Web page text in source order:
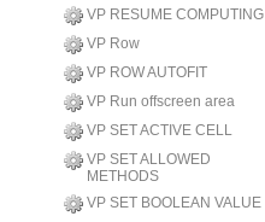
VP RESUME COMPUTING
VP Row
VP ROW AUTOFIT
VP Run offscreen area
VP SET ACTIVE CELL
VP SET ALLOWED
METHODS
VP SET BOOLEAN VALUE